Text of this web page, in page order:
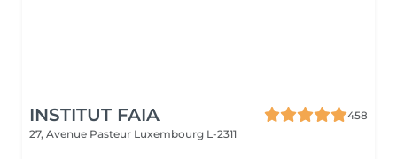
INSTITUT FAIA
458
27, Avenue Pasteur Luxembourg L-2311